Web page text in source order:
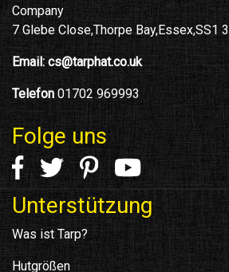
Company
7 Glebe Close,Thorpe Bay,Essex,SS1
Email:cs@tarphat.co.uk
Telefon 01702 969993
Folge uns
Unterstützung
Was ist Tarp?
Hutgrößen